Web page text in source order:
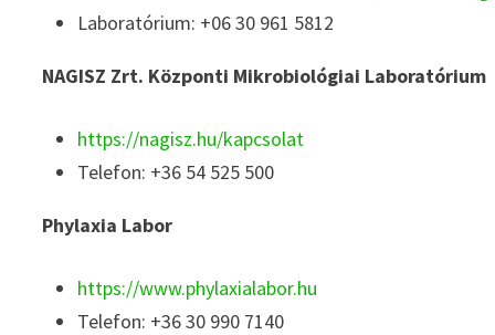
Laboratórium: +06 30 961 5812
NAGISZ Zrt. Központi Mikrobiológiai Labora­tórium
https://nagisz.hu/kapcsolat
Telefon: +36 54 525 500
Phylaxia Labor
https://www.phylaxialabor.hu
Telefon: +36 30 990 7140